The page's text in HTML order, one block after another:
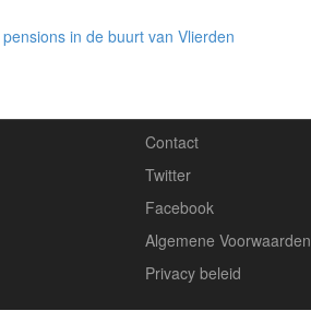
in de buurt van Vlierden
Contact
Twitter
Facebook
Algemene Voorwaarden
Privacy beleid